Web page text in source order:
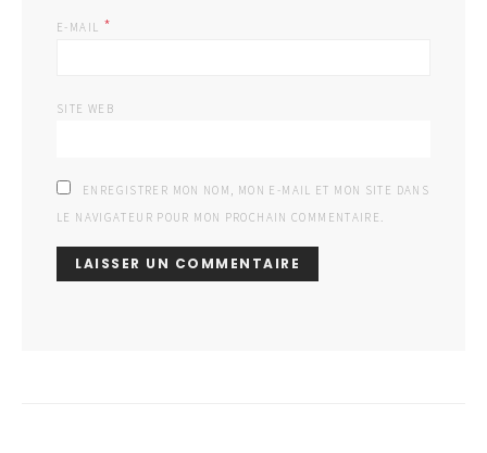
E-MAIL *
SITE WEB
ENREGISTRER MON NOM, MON E-MAIL ET MON SITE DANS
LE NAVIGATEUR POUR MON PROCHAIN COMMENTAIRE.